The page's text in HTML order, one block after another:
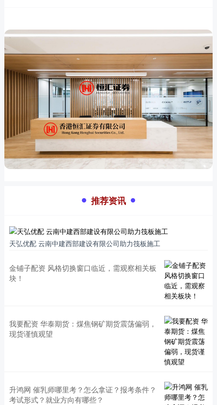
推荐资讯
天弘优配 云南中建西部建设有限公司助力筏板施工
金铺子配资 风格切换窗口临近，需观察相关板
块！
我要配资 华泰期货：煤焦钢矿期货震荡偏弱，
现货谨慎观望
升鸿网 催乳师哪里考？怎么拿证？报考条件？
考试形式？就业方向有哪些？